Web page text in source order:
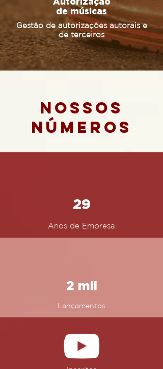
de músicas
Gestão de autorizações autorais e
de terceiros
29
Anos de Empresa
2 mil
Lançamentos
Nossos
números